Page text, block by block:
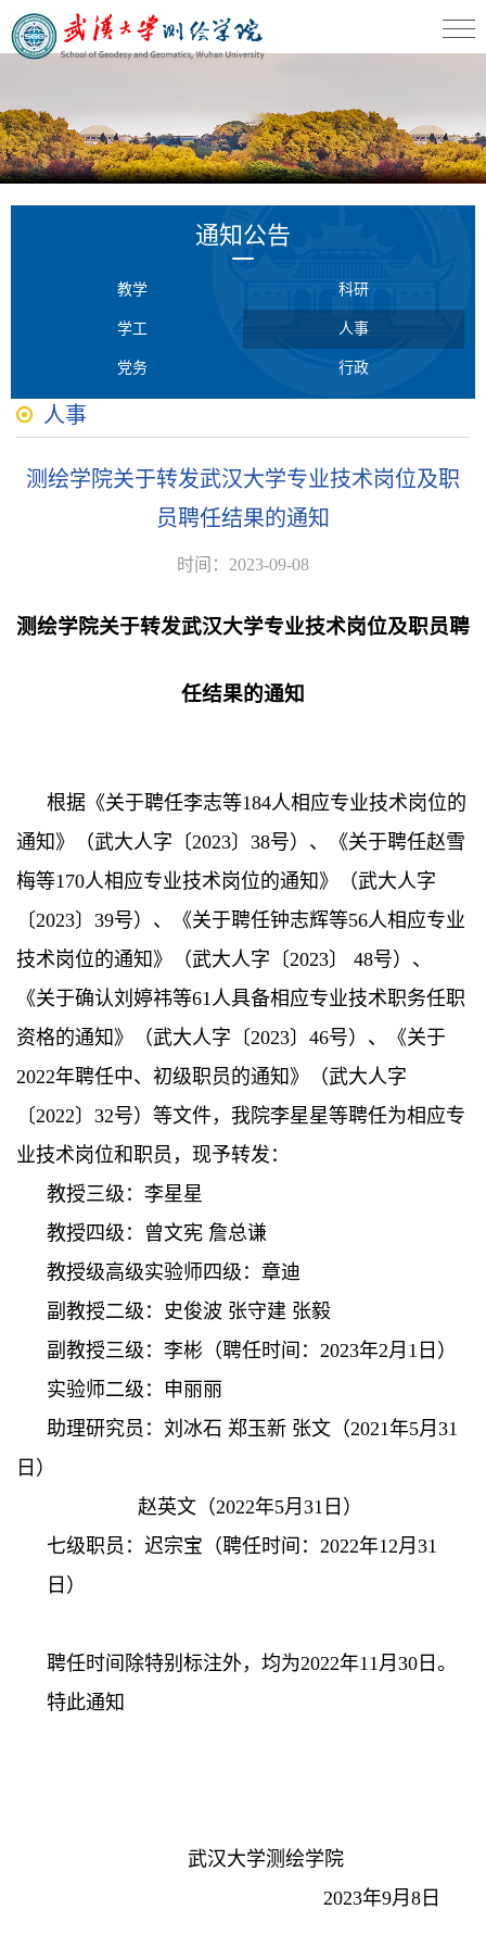
通知公告
教学 科研
学工 人事
党务 行政
人事
测绘学院关于转发武汉大学专业技术岗位及职
员聘任结果的通知
时间：2023-09-08
测绘学院关于转发武汉大学专业技术岗位及职员聘
任结果的通知
根据《关于聘任李志等184人相应专业技术岗位的
通知》（武大人字〔2023〕 38号）、《关于聘任赵雪
梅等170人相应专业技术岗位的通知》（武大人字
〔2023〕 39号）、《关于聘任钟志辉等56人相应专业
技术岗位的通知》（武大人字〔2023〕 48号）、
《关于确认刘婷祎等61人具备相应专业技术职务任职
资格的通知》（武大人字〔2023〕 46号）、《关于
2022年聘任中、初级职员的通知》（武大人字
〔2022〕 32号）等文件，我院李星星等聘任为相应专
业技术岗位和职员，现予转发：
教授三级：李星星
教授四级：曾文宪 詹总谦
教授级高级实验师四级：章迪
副教授二级：史俊波 张守建 张毅
副教授三级：李彬（聘任时间： 2023年2月 1 日）
实验师二级：申丽丽
助理研究员：刘冰石 郑玉新 张文（2021年5月 31
日）
赵英文（2022年5月 31 日）
七级职员：迟宗宝（聘任时间： 2022年12月 31
日）
聘任时间除特别标注外，均为2022年11月 30 日。
特此通知
武汉大学测绘学院
2023年9月 8 日